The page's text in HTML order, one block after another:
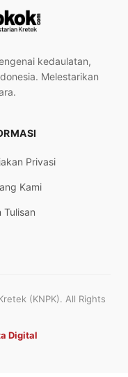
kedaulatan,
Melestarikan
Privasi
Kami
Tulisan
(KNPK). All Rights
Digital